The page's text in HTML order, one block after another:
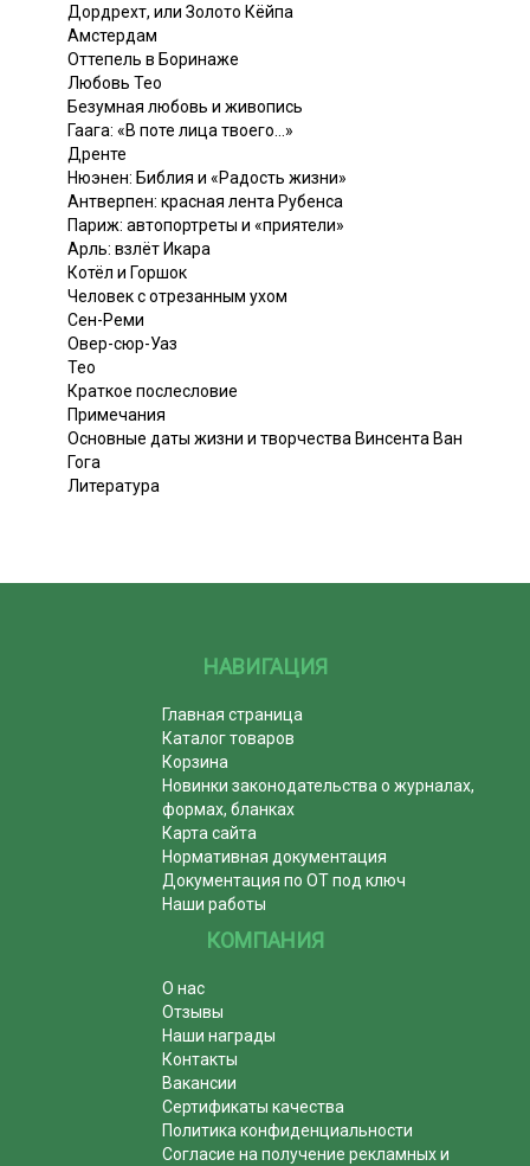
Дордрехт, или Золото Кёйпа
Амстердам
Оттепель в Боринаже
Любовь Тео
Безумная любовь и живопись
Гаага: «В поте лица твоего...»
Дренте
Нюэнен: Библия и «Радость жизни»
Антверпен: красная лента Рубенса
Париж: автопортреты и «приятели»
Арль: взлёт Икара
Котёл и Горшок
Человек с отрезанным ухом
Сен-Реми
Овер-сюр-Уаз
Тео
Краткое послесловие
Примечания
Основные даты жизни и творчества Винсента Ван
Гога
Литература
НАВИГАЦИЯ
Главная страница
Каталог товаров
Корзина
Новинки законодательства о журналах,
формах, бланках
Карта сайта
Нормативная документация
Документация по ОТ под ключ
Наши работы
КОМПАНИЯ
О нас
Отзывы
Наши награды
Контакты
Вакансии
Сертификаты качества
Политика конфиденциальности
Согласие на получение рекламных и